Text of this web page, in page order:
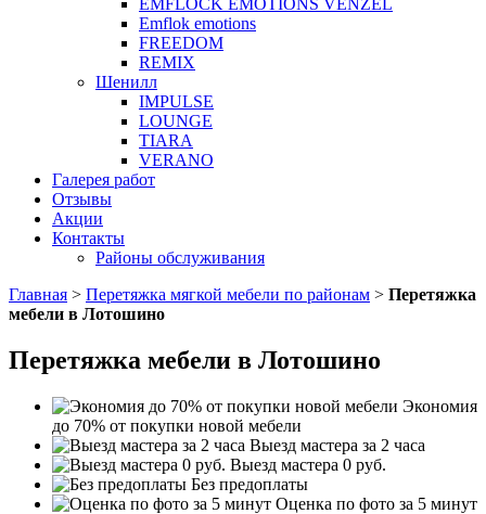
EMFLOCK EMOTIONS VENZEL
Emflok emotions
FREEDOM
REMIX
Шенилл
IMPULSE
LOUNGE
TIARA
VERANO
Галерея работ
Отзывы
Акции
Контакты
Районы обслуживания
Главная > Перетяжка мягкой мебели по районам > Перетяжка
мебели в Лотошино
Перетяжка мебели в Лотошино
Экономия
до 70% от покупки новой мебели
Выезд мастера за 2 часа
Выезд мастера 0 руб.
Без предоплаты
Оценка по фото за 5 минут